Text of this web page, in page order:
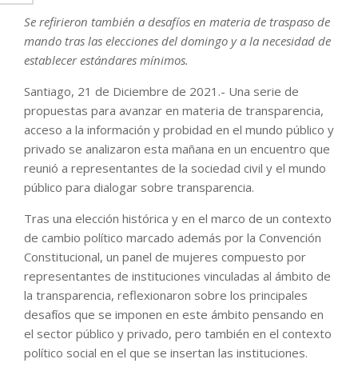
Se refirieron también a desafíos en materia de traspaso de
mando tras las elecciones del domingo y a la necesidad de
establecer estándares mínimos.
Santiago, 21 de Diciembre de 2021.- Una serie de
propuestas para avanzar en materia de transparencia,
acceso a la información y probidad en el mundo público y
privado se analizaron esta mañana en un encuentro que
reunió a representantes de la sociedad civil y el mundo
público para dialogar sobre transparencia.
Tras una elección histórica y en el marco de un contexto
de cambio político marcado además por la Convención
Constitucional, un panel de mujeres compuesto por
representantes de instituciones vinculadas al ámbito de
la transparencia, reflexionaron sobre los principales
desafíos que se imponen en este ámbito pensando en
el sector público y privado, pero también en el contexto
político social en el que se insertan las instituciones.